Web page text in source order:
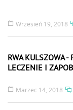
Wrzesień 19, 2018
RWA KULSZOWA -
LECZENIE I
Marzec 14, 2018